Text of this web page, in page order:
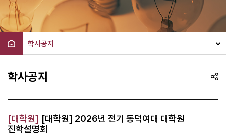
학사공지
학사공지
[대학원] [대학원] 2026년 전기 동덕여대 대학원
진학설명회